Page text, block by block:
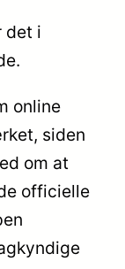
det i
online
siden
om at
officielle